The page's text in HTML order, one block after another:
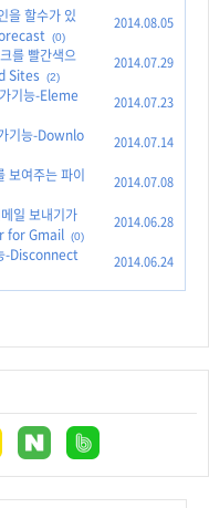
을 할수가 있
(0)
2014.08.05
를 빨간색으
Sites
(2)
2014.07.29
기능-Eleme
2014.07.23
기능-Downlo
2014.07.14
보여주는 파이
2014.07.08
일 보내기가
for Gmail (0)
2014.06.28
-Disconnect
2014.06.24